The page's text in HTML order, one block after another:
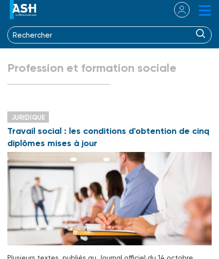
Profession et formation sociale
JURIDIQUE
Travail social : les conditions d'obtention de cinq
diplômes mises à jour